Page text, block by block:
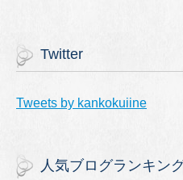
Twitter
Tweets by kankokuiine
人気ブログランキン